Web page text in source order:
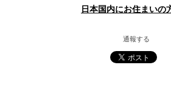
日本国内にお住まいの
通報する